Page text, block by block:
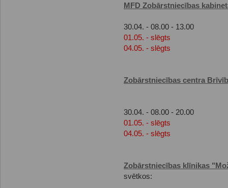
MFD Zobārstniecības
30.04. - 08.00 - 13.00
01.05. - slēgts
04.05. - slēgts
Zobārstniecības centra
30.04. - 08.00 - 20.00
01.05. - slēgts
04.05. - slēgts
Zobārstniecības klīnikas
svētkos: